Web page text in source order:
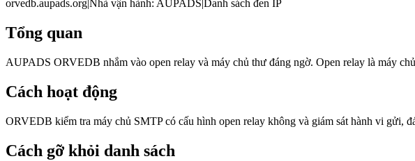
orvedb.aupads.org|Nhà vận hành: AUPADS|Danh sách đen IP
Tổng quan
AUPADS ORVEDB nhắm vào open relay và máy chủ thư đáng ngờ. Open relay là máy
Cách hoạt động
ORVEDB kiểm tra máy chủ SMTP có cấu hình open relay không và giám sát hành vi gửi,
Cách gỡ khỏi danh sách